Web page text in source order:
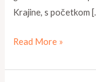
Krajine, s početkom
Read More »